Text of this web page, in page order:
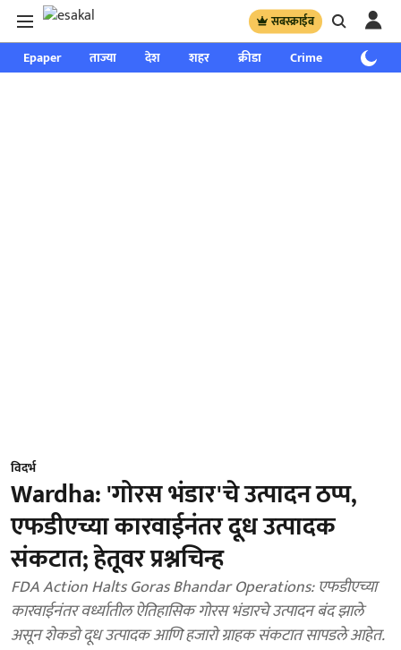
सबस्क्राईब
Epaper ताज्या देश शहर क्रीडा Crime साप्ताहिक
विदर्भ
Wardha: 'गोरस भंडार'चे उत्पादन ठप्प,
एफडीएच्या कारवाईनंतर दूध उत्पादक
संकटात; हेतूवर प्रश्नचिन्ह
FDA Action Halts Goras Bhandar Operations: एफडीएच्या
कारवाईनंतर वर्ध्यातील ऐतिहासिक गोरस भंडारचे उत्पादन बंद झाले
असून शेकडो दूध उत्पादक आणि हजारो ग्राहक संकटात सापडले आहेत.